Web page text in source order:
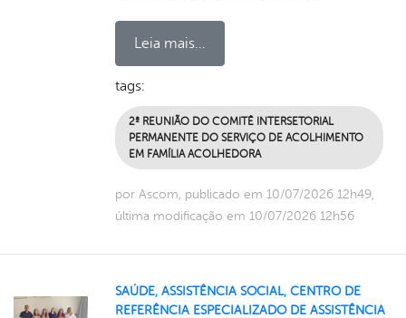
Leia mais...
tags:
2ª REUNIÃO DO COMITÊ INTERSETORIAL
PERMANENTE DO SERVIÇO DE ACOLHIMENTO
EM FAMÍLIA ACOLHEDORA
por Ascom, publicado em 10/07/2026 12h49,
última modificação em 10/07/2026 12h56
SAÚDE, ASSISTÊNCIA SOCIAL, CENTRO DE
REFERÊNCIA ESPECIALIZADO DE ASSISTÊNCIA